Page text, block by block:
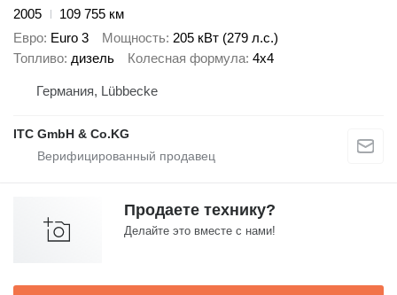
2005
109 755 км
Евро Euro 3 Мощность 205 кВт (279 л.с.)
Топливо дизель Колесная формула 4x4
Германия, Lübbecke
ITC GmbH & Co.KG
Продаете технику?
Делайте это вместе с нами!